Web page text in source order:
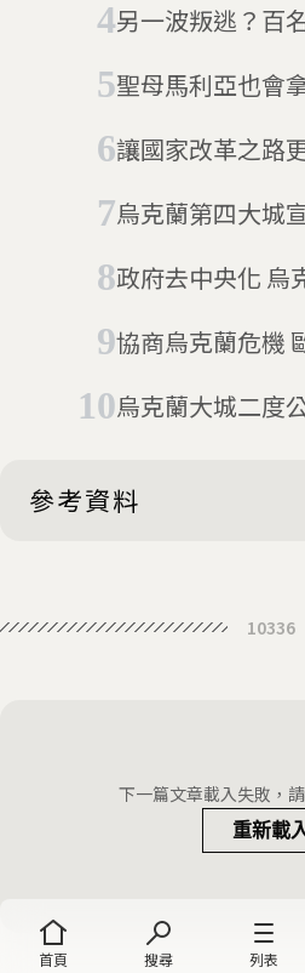
首頁 搜尋 列表
另一波叛逃？百
聖母馬利亞也會
讓國家改革之路更順暢 烏
烏克蘭第四大城
政府去中央化 烏克蘭民眾不滿爆血腥
協商烏克蘭危機
參考資料
Sea Passage
Russia and
Kerch Strait,
10336
下一篇文章載入失敗，
重新載